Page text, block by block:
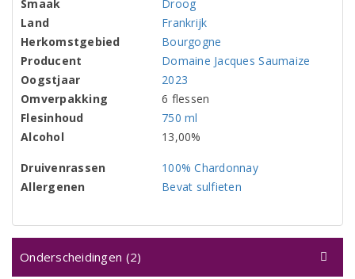
Smaak
Droog
Land
Frankrijk
Herkomstgebied
Bourgogne
Producent
Domaine Jacques Saumaize
Oogstjaar
2023
Omverpakking
6 flessen
Flesinhoud
750 ml
Alcohol
13,00%
Druivenrassen
100% Chardonnay
Allergenen
Bevat sulfieten
Onderscheidingen (2)